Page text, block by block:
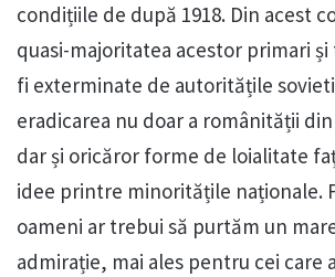
condițiile de după 1918. Din acest
quasi-majoritatea acestor primari
fi exterminate de autoritățile
eradicarea nu doar a românității
dar și oricăror forme de loialitate
idee printre minoritățile naționale.
oameni ar trebui să purtăm un
admirație, mai ales pentru cei care